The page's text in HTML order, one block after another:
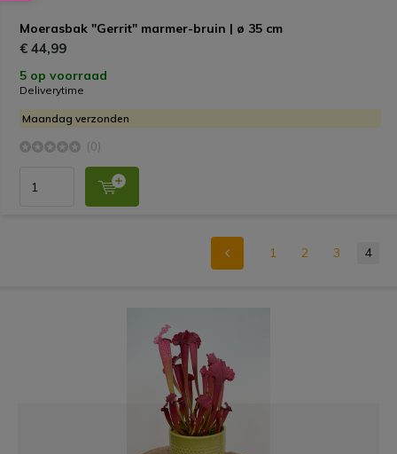
Moerasbak "Gerrit" marmer-bruin | ø 35 cm
€ 44,99
5 op voorraad
Deliverytime
Maandag verzonden
(0)
1 2 3 4